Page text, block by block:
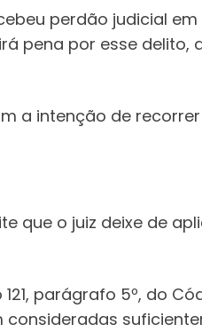
perdão judicial
pena por esse
a intenção de
que o juiz deixe de
parágrafo 5º, do